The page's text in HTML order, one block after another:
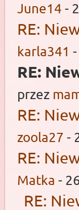
June14 -
RE:
karla341
RE:
przez
RE:
zoola27 -
RE:
Matka -
RE: